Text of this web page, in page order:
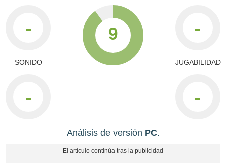
-
SONIDO
-
9 -
JUGABILIDAD
-
Análisis de versión PC.